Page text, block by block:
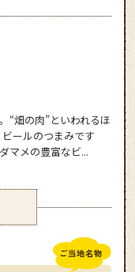
“畑の肉”といわれるほ
ールのつまみです
マメの豊富なビ...